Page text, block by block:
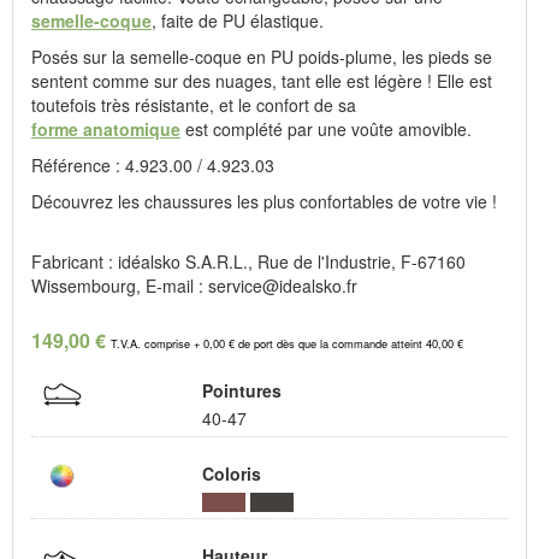
semelle-coque, faite de PU élastique.
Posés sur la semelle-coque en PU poids-plume, les pieds se
sentent comme sur des nuages, tant elle est légère ! Elle est
toutefois très résistante, et le confort de sa
forme anatomique est complété par une voûte amovible.
Référence : 4.923.00 / 4.923.03
Découvrez les chaussures les plus confortables de votre vie !
Fabricant : idéalsko S.A.R.L., Rue de l'Industrie, F-67160
Wissembourg, E-mail : service@idealsko.fr
149,00 € T.V.A. comprise + 0,00 € de port dès que la commande atteint 40,00 €
Pointures
40-47
Coloris